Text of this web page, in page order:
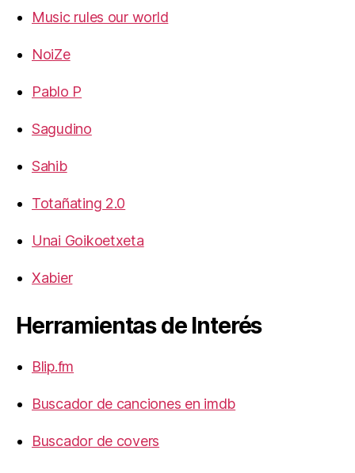
Music rules our world
NoiZe
Pablo P
Sagudino
Sahib
Totañating 2.0
Unai Goikoetxeta
Xabier
Herramientas de Interés
Blip.fm
Buscador de canciones en imdb
Buscador de covers